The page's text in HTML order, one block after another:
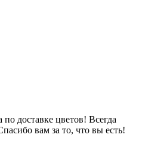
доставке цветов! Всегда
вам за то, что вы есть!